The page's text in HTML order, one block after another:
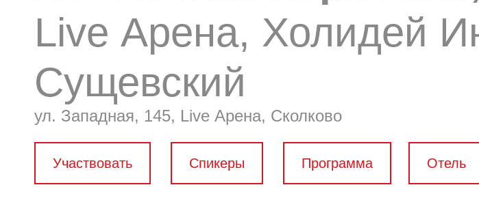
Live Арена, Холидей
Сущевский
ул. Западная, 145, Live Арена, Сколково
Участвовать Спикеры Программа Отель